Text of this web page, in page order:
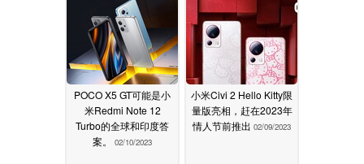
POCO X5 GT可能是小
米Redmi Note 12
Turbo的全球和印度答
案。
02/10/2023
小米Civi 2 Hello Kitty限
量版亮相，赶在2023年
情人节前推出 02/09/2023